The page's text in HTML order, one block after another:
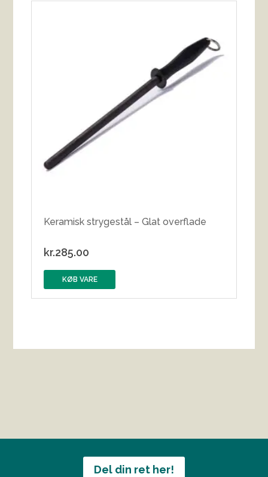
Keramisk strygestål – Glat overflade
kr.285.00
KØB VARE
Del din ret her!